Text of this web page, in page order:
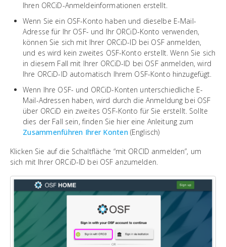
Ihren ORCiD-Anmeldeinformationen erstellt.
Wenn Sie ein OSF-Konto haben und dieselbe E-Mail-
Adresse für Ihr OSF- und Ihr ORCiD-Konto verwenden,
können Sie sich mit Ihrer ORCiD-ID bei OSF anmelden,
und es wird kein zweites OSF-Konto erstellt. Wenn Sie sich
in diesem Fall mit Ihrer ORCiD-ID bei OSF anmelden, wird
Ihre ORCiD-ID automatisch Ihrem OSF-Konto hinzugefügt.
Wenn Ihre OSF- und ORCiD-Konten unterschiedliche E-
Mail-Adressen haben, wird durch die Anmeldung bei OSF
über ORCiD ein zweites OSF-Konto für Sie erstellt. Sollte
dies der Fall sein, finden Sie hier eine Anleitung zum
Zusammenführen Ihrer Konten(Englisch)
Klicken Sie auf die Schaltfläche “mit ORCID anmelden”, um
sich mit Ihrer ORCiD-ID bei OSF anzumelden.